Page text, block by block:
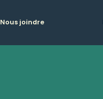
Nous joindre